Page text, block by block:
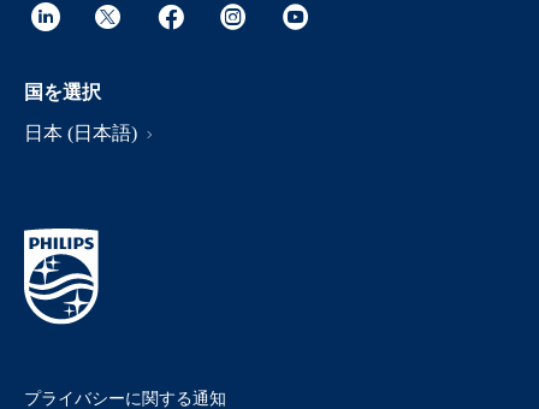
国を選択
日本 (日本語)
プライバシーに関する通知